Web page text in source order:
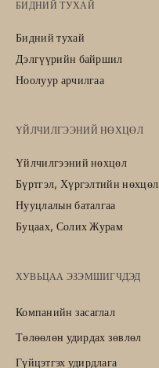
БИДНИЙ ТУХАЙ
Бидний тухай
Дэлгүүрийн байршил
Ноолуур арчилгаа
ҮЙЛЧИЛГЭЭНИЙ НӨХЦӨЛ
Үйлчилгээний нөхцөл
Бүртгэл, Хүргэлтийн нөхцөл
Нууцлалын баталгаа
Буцаах, Солих Журам
ХУВЬЦАА ЭЗЭМШИГЧДЭД
Компанийн засаглал
Төлөөлөн удирдах зөвлөл
Гүйцэтгэх удирдлага